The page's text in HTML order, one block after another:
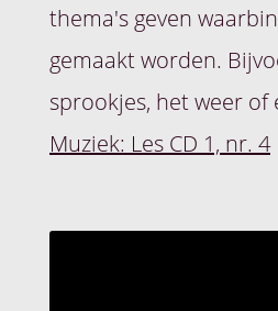
thema's geven
gemaakt worden.
sprookjes, het weer of
Muziek: Les CD 1, nr. 4